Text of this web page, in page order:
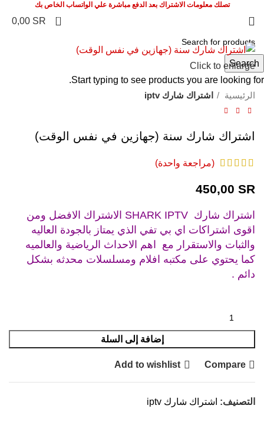
تصلك معلومات الاشتراك بعد الدفع مباشرة علي الواتساب الخاص بك
0
0,00 SR
Click to enlarge
الرئيسية اشتراك شارك iptv
اشتراك شارك سنة (جهازين في نفس الوقت)
(مراجعة واحدة)
450,00 SR
اشتراك شارك SHARK IPTV الاشتراك الافضل ومن
اقوى اشتراكات اي بي تفي الذي يمتاز بالجودة العاليه
والثبات والاستقرار مع اهم الاحداث الرياضية والعالميه
كما يحتوي على مكتبه افلام ومسلسلات محدثه بشكل
دائم .
إضافة إلى السلة
Compare
Add to wishlist
التصنيف: اشتراك شارك iptv
Search
Start typing to see products you are looking for.